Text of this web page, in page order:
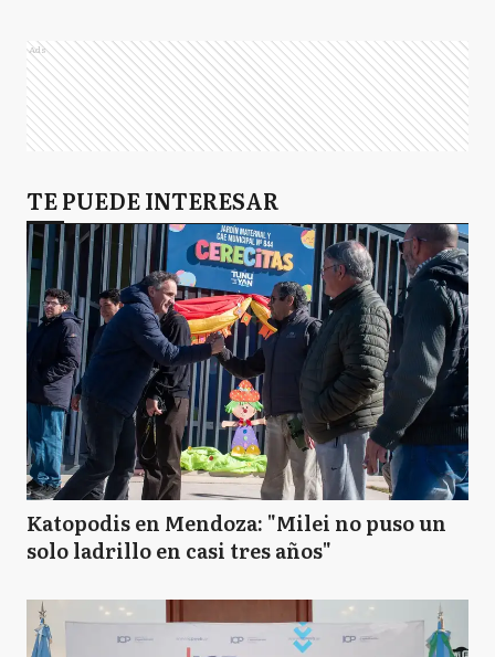
Ads
TE PUEDE INTERESAR
Katopodis en Mendoza: "Milei no puso un
solo ladrillo en casi tres años"